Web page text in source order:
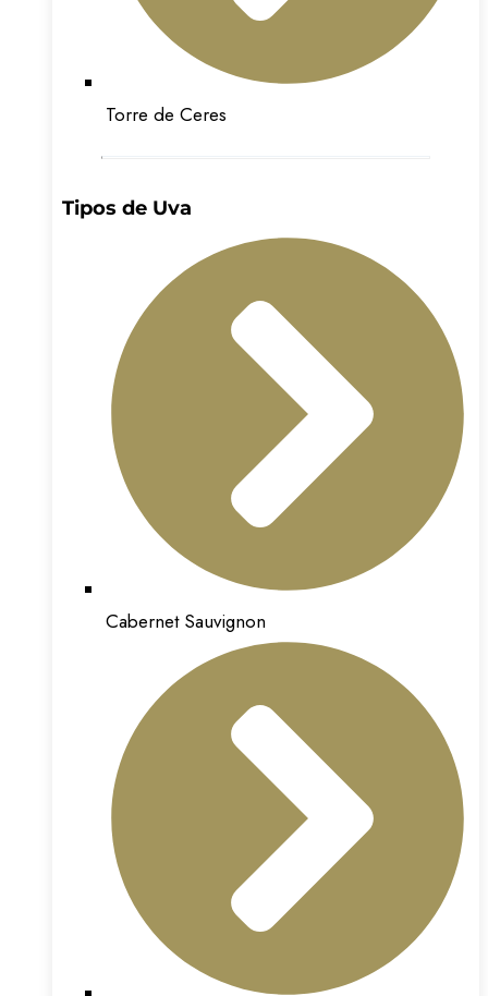
Torre de Ceres
Tipos de Uva
Cabernet Sauvignon